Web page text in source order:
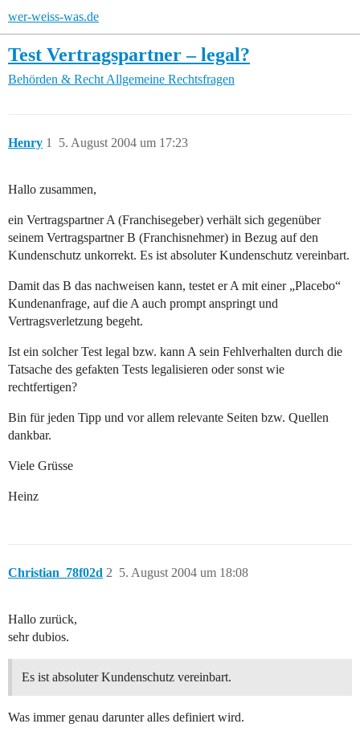
wer-weiss-was.de
Test Vertragspartner – legal?
Behörden & Recht Allgemeine Rechtsfragen
Henry 5. August 2004 um 17:23
1
Hallo zusammen,
ein Vertragspartner A (Franchisegeber) verhält sich gegenüber
seinem Vertragspartner B (Franchisnehmer) in Bezug auf den
Kundenschutz unkorrekt. Es ist absoluter Kundenschutz vereinbart.
Damit das B das nachweisen kann, testet er A mit einer „Placebo“
Kundenanfrage, auf die A auch prompt anspringt und
Vertragsverletzung begeht.
Ist ein solcher Test legal bzw. kann A sein Fehlverhalten durch die
Tatsache des gefakten Tests legalisieren oder sonst wie
rechtfertigen?
Bin für jeden Tipp und vor allem relevante Seiten bzw. Quellen
dankbar.
Viele Grüsse
Heinz
Christian_78f02d 5. August 2004 um 18:08
2
Hallo zurück,
sehr dubios.
Es ist absoluter Kundenschutz vereinbart.
Was immer genau darunter alles definiert wird.